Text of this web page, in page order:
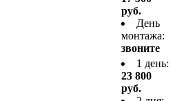
руб.
День
монтажа:
звоните
1 день:
23 800
руб.